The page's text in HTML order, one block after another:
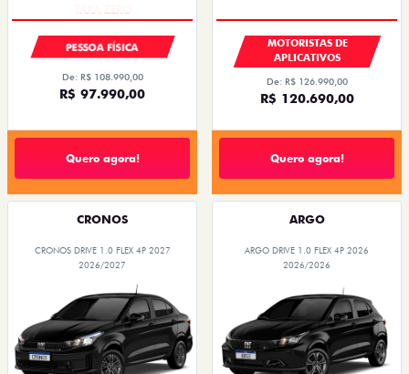
PESSOA FÍSICA
De: R$ 108.990,00
R$ 97.990,00
Quero agora!
MOTORISTAS DE
APLICATIVOS
De: R$ 126.990,00
R$ 120.690,00
Quero agora!
CRONOS
CRONOS DRIVE 1.0 FLEX 4P 2027
2026/2027
ARGO
ARGO DRIVE 1.0 FLEX 4P 2026
2026/2026